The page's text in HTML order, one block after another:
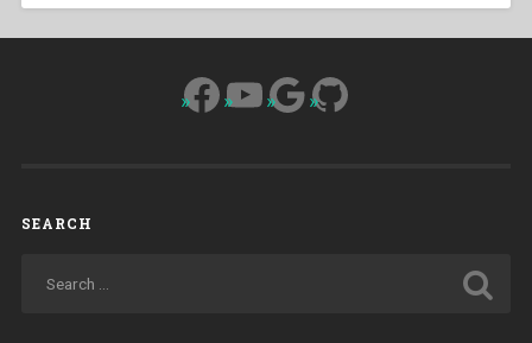
Facebook
YouTube
Google
GitHub
SEARCH